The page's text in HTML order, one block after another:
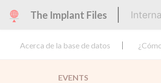
The Implant Files
Acerca de la base de datos
EVENTS